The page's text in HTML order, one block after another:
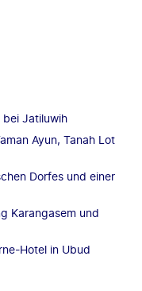
bei Jatiluwih
Ayun, Tanah Lot
Dorfes und einer
Karangasem und
Hotel in Ubud